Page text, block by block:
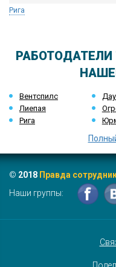
Рига
Вентспилс
Лиепая
Рига
© 2018 Правда
Наши группы: